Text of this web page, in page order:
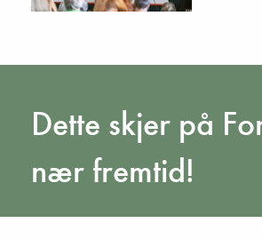
Dette skjer på
nær fremtid!